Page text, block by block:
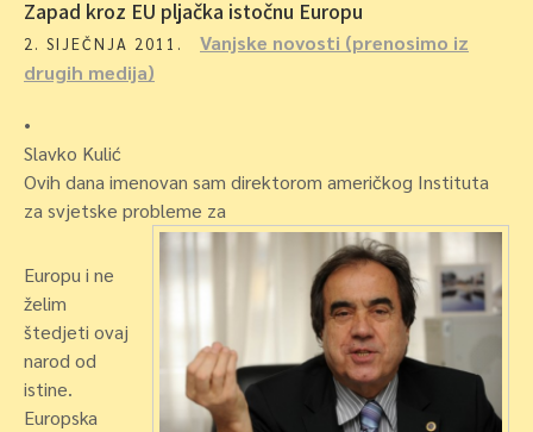
Zapad kroz EU pljačka istočnu Europu
2. SIJEČNJA 2011.
Vanjske novosti (prenosimo iz
drugih medija)
•
Slavko Kulić
Ovih dana imenovan sam direktorom američkog Instituta
za svjetske probleme za
Europu i ne
želim
štedjeti ovaj
narod od
istine.
Europska